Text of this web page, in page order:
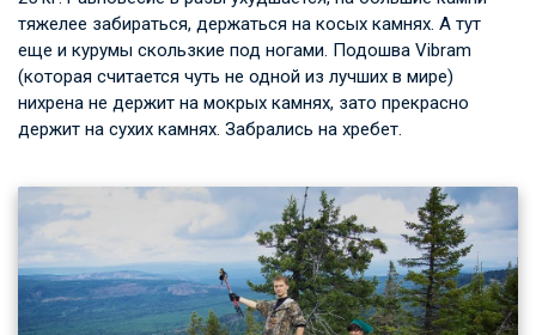
тяжелее забираться, держаться на косых камнях. А тут
еще и курумы скользкие под ногами. Подошва Vibram
(которая считается чуть не одной из лучших в мире)
нихрена не держит на мокрых камнях, зато прекрасно
держит на сухих камнях. Забрались на хребет.